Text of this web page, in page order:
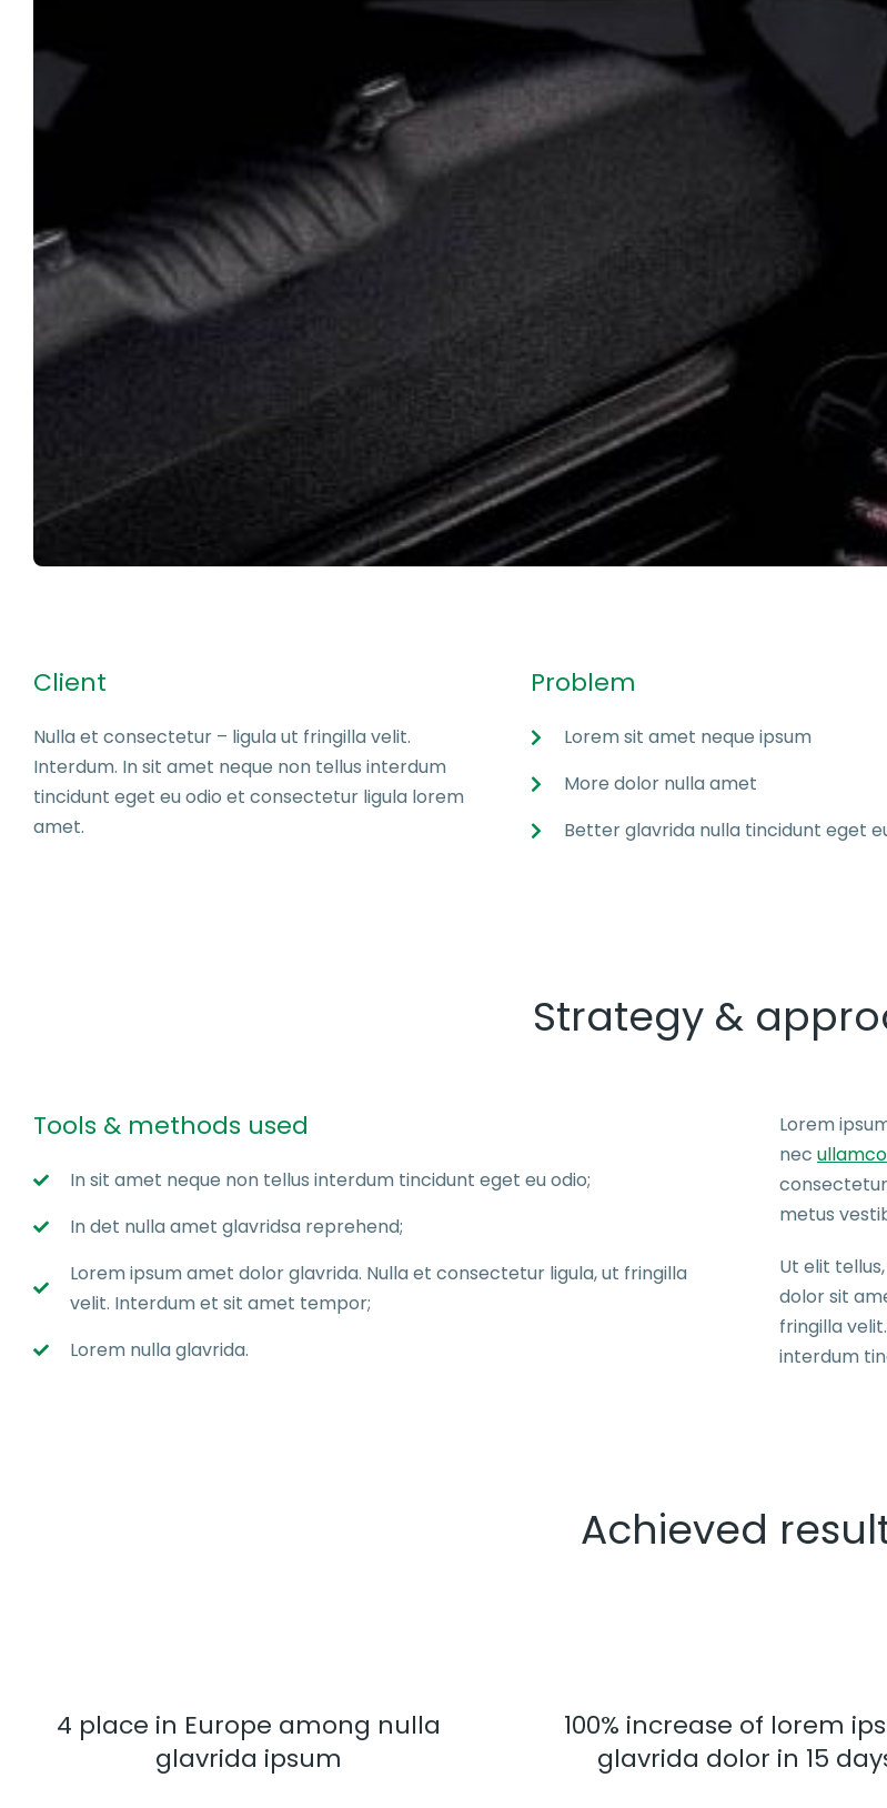
Client
Nulla et consectetur – ligula ut fringilla velit.
Interdum. In sit amet neque non tellus interdum
tincidunt eget eu odio et consectetur ligula lorem
amet.
Problem
Lorem sit amet neque ipsum
More dolor nulla amet
Better glavrida nulla tincidunt eget
Strategy &
Tools & methods used
In sit amet neque non tellus interdum tincidunt eget eu odio;
In det nulla amet glavridsa reprehend;
Lorem ipsum amet dolor glavrida. Nulla et consectetur ligula, ut fringilla
velit. Interdum et sit amet tempor;
Lorem nulla glavrida.
Lorem
nec
metus
Ut elit
dolor sit
fringilla
interdum
Achieved
4 place in Europe among nulla
glavrida ipsum
100% increase of lorem
glavrida dolor in 15